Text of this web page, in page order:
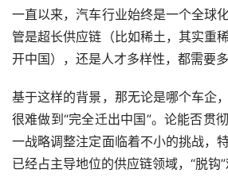
一直以来，汽车行业始终是一个全球
管是超长供应链（比如稀土，其实重
开中国），还是人才多样性，都需要
基于这样的背景，那无论是哪个车企
很难做到“完全迁出中国”。论能否贯
一战略调整注定面临着不小的挑战，
已经占主导地位的供应链领域，“脱钩”